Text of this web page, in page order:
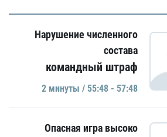
Нарушение численного
состава
командный штраф
2 минуты / 55:48 - 57:48
Опасная игра высоко